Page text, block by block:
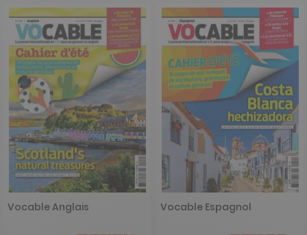
Vocable Anglais Vocable Espagnol